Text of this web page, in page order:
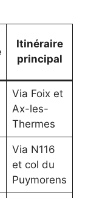
Itinéraire
principal
Via Foix et
Ax-les-
Thermes
Via N116
et col du
Puymorens